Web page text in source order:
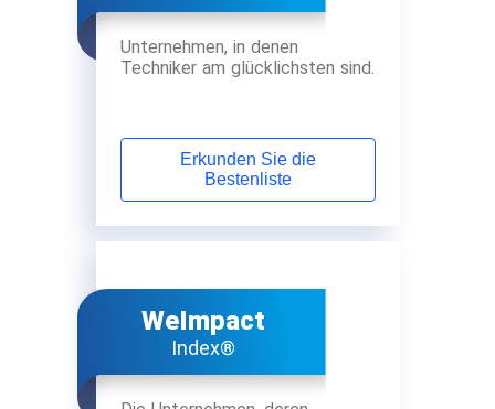
Unternehmen, in denen
Techniker am glücklichsten sind.
Erkunden Sie die
Bestenliste
WeImpact
Index®